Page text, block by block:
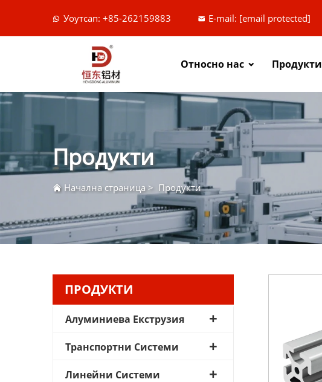
Уоутсап: +85-262159883 E-mail: [email protected]
Относно нас Продукти
Продукти
Начална страница> Продукти
ПРОДУКТИ
Алуминиева Екструзия
Транспортни Системи
Линейни Системи